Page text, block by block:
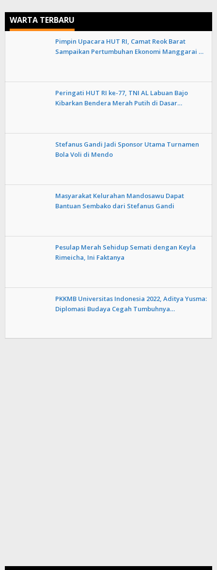
WARTA TERBARU
Pimpin Upacara HUT RI, Camat Reok Barat
Sampaikan Pertumbuhan Ekonomi Manggarai …
Peringati HUT RI ke-77, TNI AL Labuan Bajo
Kibarkan Bendera Merah Putih di Dasar…
Stefanus Gandi Jadi Sponsor Utama Turnamen
Bola Voli di Mendo
Masyarakat Kelurahan Mandosawu Dapat
Bantuan Sembako dari Stefanus Gandi
Pesulap Merah Sehidup Semati dengan Keyla
Rimeicha, Ini Faktanya
PKKMB Universitas Indonesia 2022, Aditya Yusma:
Diplomasi Budaya Cegah Tumbuhnya…